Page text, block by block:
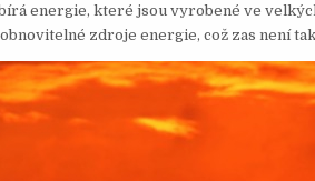
energie, které jsou vyrobené ve
zdroje energie, což zas není